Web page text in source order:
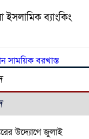
ইসলামিক ব্যাংকিং
সাময়িক বরখাস্ত
উদ্যোগে জুলাই